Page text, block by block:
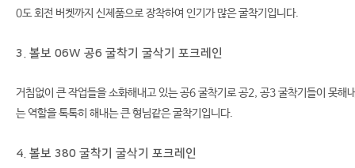
0도 회전 버켓까지 신제품으로 장착하여 인기가 많은 굴착기입니다.
3. 볼보 06W 공6 굴착기 굴삭기 포크레인
거침없이 큰 작업들을 소화해내고 있는 공6 굴착기로 공2, 공3 굴착기들이 못해
는 역할을 톡톡히 해내는 큰 형님같은 굴착기입니다.
4. 볼보 380 굴착기 굴삭기 포크레인